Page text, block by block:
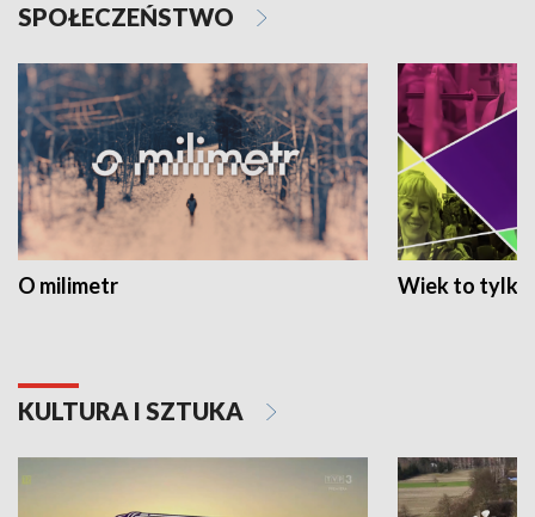
SPOŁECZEŃSTWO
O milimetr Wiek to tylko
KULTURA I SZTUKA